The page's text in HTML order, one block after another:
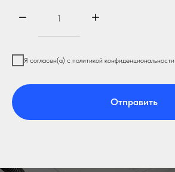
Я согласен(а) с политикой конфиденциональности
Отправить